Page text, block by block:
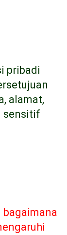
pribadi
alamat,
sensitif